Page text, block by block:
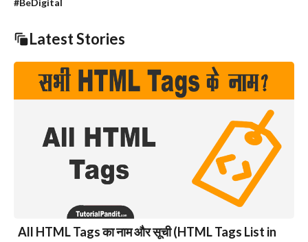
Latest Stories
All HTML Tags का नाम और सूची (HTML Tags List in